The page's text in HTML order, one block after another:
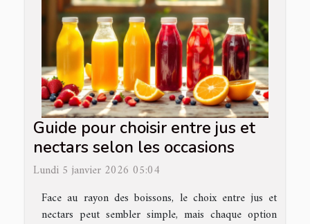
Guide pour choisir entre jus et
nectars selon les occasions
Lundi 5 janvier 2026 05:04
Face au rayon des boissons, le choix entre jus et
nectars peut sembler simple, mais chaque option